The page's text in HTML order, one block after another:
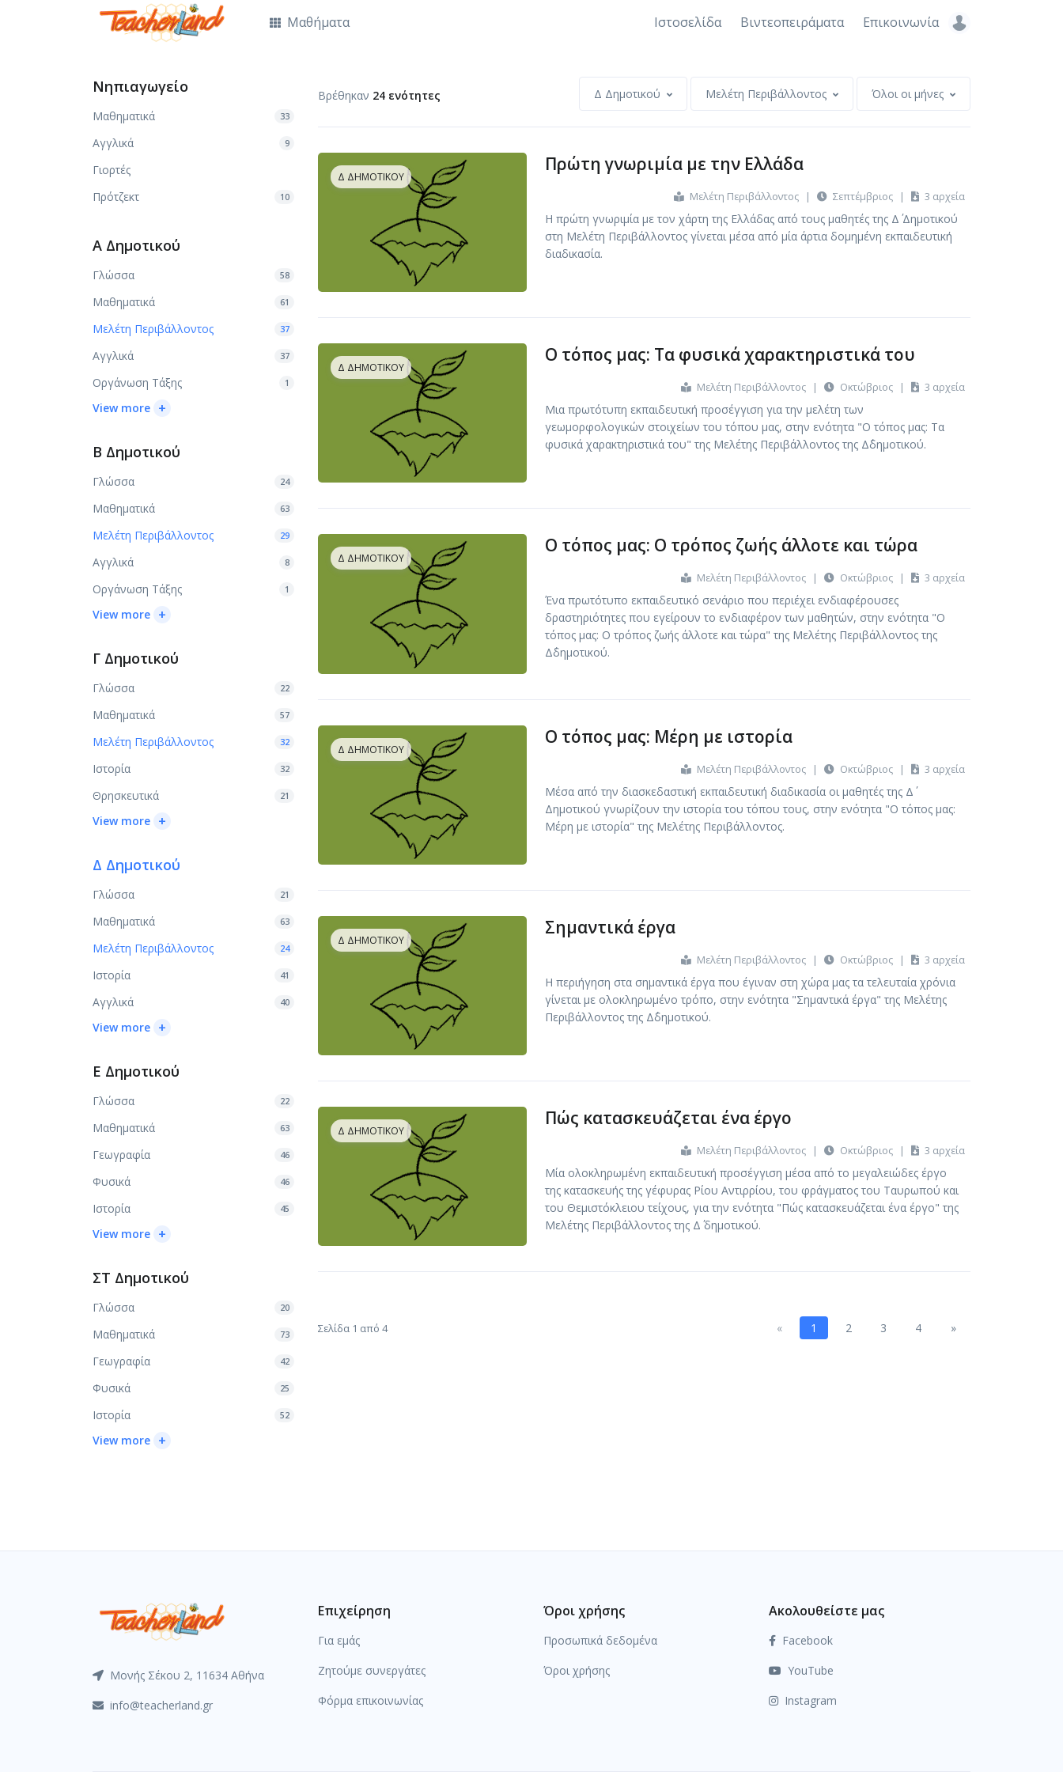
Μαθήματα Ιστοσελίδα Βιντεοπειράματα Επικοινωνία
Νηπιαγωγείο
Μαθηματικά 33
Αγγλικά 9
Γιορτές
Πρότζεκτ
10
Α Δημοτικού
Γλώσσα 58
Μαθηματικά 61
Μελέτη Περιβάλλοντος 37
Αγγλικά 37
Οργάνωση Τάξης 1
View more +
Β Δημοτικού
Γλώσσα 24
Μαθηματικά 63
Μελέτη Περιβάλλοντος 29
Αγγλικά 8
Οργάνωση Τάξης 1
View more +
Γ Δημοτικού
Γλώσσα 22
Μαθηματικά 57
Μελέτη Περιβάλλοντος 32
Ιστορία 32
Θρησκευτικά 21
View more +
Δ Δημοτικού
Γλώσσα 21
Μαθηματικά 63
Μελέτη Περιβάλλοντος 24
Ιστορία 41
Αγγλικά 40
View more +
Ε Δημοτικού
Γλώσσα 22
Μαθηματικά 63
Γεωγραφία 46
Φυσικά 46
Ιστορία 45
View more +
ΣΤ Δημοτικού
Γλώσσα 20
Μαθηματικά 73
Γεωγραφία 42
Φυσικά 25
Ιστορία 52
View more +
Βρέθηκαν 24 ενότητες Δ Δημοτικού Μελέτη Περιβάλλοντος Όλοι οι μήνες
Δ ΔΗΜΟΤΙΚΟΎ
Πρώτη γνωριμία με την Ελλάδα
Μελέτη Περιβάλλοντος | Σεπτέμβριος | 3 αρχεία
Η πρώτη γνωριμία με τον χάρτη της Ελλάδας από τους μαθητές της Δ΄ Δημοτικού
στη Μελέτη Περιβάλλοντος γίνεται μέσα από μία άρτια δομημένη εκπαιδευτική
διαδικασία.
Δ ΔΗΜΟΤΙΚΟΎ
Ο τόπος μας: Τα φυσικά χαρακτηριστικά του
Μελέτη Περιβάλλοντος | Οκτώβριος | 3 αρχεία
Μια πρωτότυπη εκπαιδευτική προσέγγιση για την μελέτη των
γεωμορφολογικών στοιχείων του τόπου μας, στην ενότητα "Ο τόπος μας: Τα
φυσικά χαρακτηριστικά του" της Μελέτης Περιβάλλοντος της Δ΄δημοτικού.
Δ ΔΗΜΟΤΙΚΟΎ
Ο τόπος μας: Ο τρόπος ζωής άλλοτε και τώρα
Μελέτη Περιβάλλοντος | Οκτώβριος | 3 αρχεία
Ένα πρωτότυπο εκπαιδευτικό σενάριο που περιέχει ενδιαφέρουσες
δραστηριότητες που εγείρουν το ενδιαφέρον των μαθητών, στην ενότητα "Ο
τόπος μας: Ο τρόπος ζωής άλλοτε και τώρα" της Μελέτης Περιβάλλοντος της
Δ΄δημοτικού.
Δ ΔΗΜΟΤΙΚΟΎ
Ο τόπος μας: Μέρη με ιστορία
Μελέτη Περιβάλλοντος | Οκτώβριος | 3 αρχεία
Μέσα από την διασκεδαστική εκπαιδευτική διαδικασία οι μαθητές της Δ΄
Δημοτικού γνωρίζουν την ιστορία του τόπου τους, στην ενότητα "Ο τόπος μας:
Μέρη με ιστορία" της Μελέτης Περιβάλλοντος.
Δ ΔΗΜΟΤΙΚΟΎ
Σημαντικά έργα
Μελέτη Περιβάλλοντος | Οκτώβριος | 3 αρχεία
Η περιήγηση στα σημαντικά έργα που έγιναν στη χώρα μας τα τελευταία χρόνια
γίνεται με ολοκληρωμένο τρόπο, στην ενότητα "Σημαντικά έργα" της Μελέτης
Περιβάλλοντος της Δ΄δημοτικού.
Δ ΔΗΜΟΤΙΚΟΎ
Πώς κατασκευάζεται ένα έργο
Μελέτη Περιβάλλοντος | Οκτώβριος | 3 αρχεία
Μία ολοκληρωμένη εκπαιδευτική προσέγγιση μέσα από το μεγαλειώδες έργο
της κατασκευής της γέφυρας Ρίου Αντιρρίου, του φράγματος του Ταυρωπού και
του Θεμιστόκλειου τείχους, για την ενότητα "Πώς κατασκευάζεται ένα έργο" της
Μελέτης Περιβάλλοντος της Δ΄ δημοτικού.
Σελίδα 1 από 4 «Previous
1 2 3 4 »Next
Μονής Σέκου 2, 11634 Αθήνα
info@teacherland.gr
Επιχείρηση
Για εμάς
Ζητούμε συνεργάτες
Φόρμα επικοινωνίας
Όροι χρήσης
Προσωπικά δεδομένα
Όροι χρήσης
Ακολουθείστε μας
Facebook
YouTube
Instagram